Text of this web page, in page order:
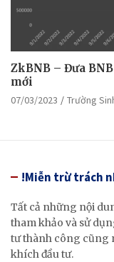
ZkBNB – Đưa
mới
07/03/2023 Trường
!Miễn trừ trách
Tất cả những nội
tham khảo và sử
tư thành công cũng
khích đầu tư.